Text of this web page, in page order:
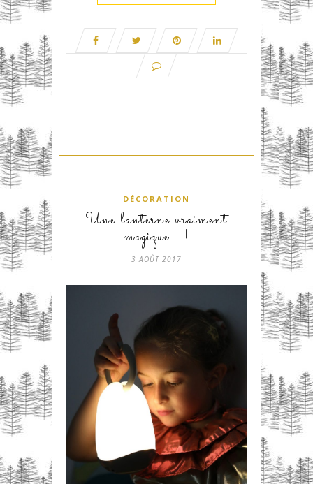
DÉCORATION
Une lanterne vraiment
magique… !
3 AOÛT 2017